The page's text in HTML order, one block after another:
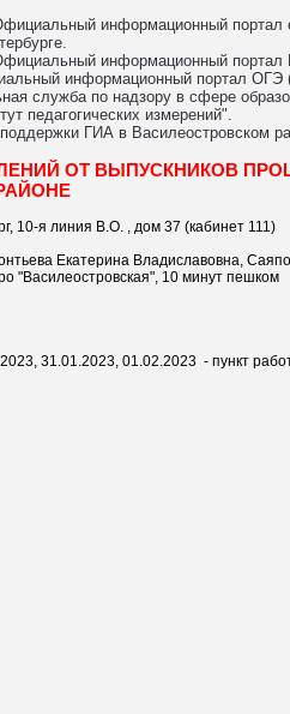
информационный портал
информационный портал
информационный портал ОГЭ
служба по надзору в сфере
педагогических измерений".
ГИА в Василеостровском
ОТ ВЫПУСКНИКОВ
10-я линия В.О. , дом 37 (кабинет 111)
Екатерина Владиславовна,
"Василеостровская", 10 минут пешком
31.01.2023, 01.02.2023 - пункт